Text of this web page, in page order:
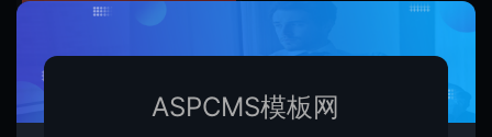
ASPCMS模板网